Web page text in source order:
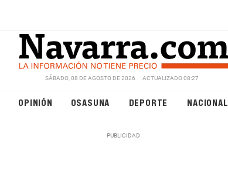
SÁBADO, 08 DE AGOSTO DE 2026 ACTUALIZADO 08:27
OPINIÓN OSASUNA DEPORTE NACIONAL